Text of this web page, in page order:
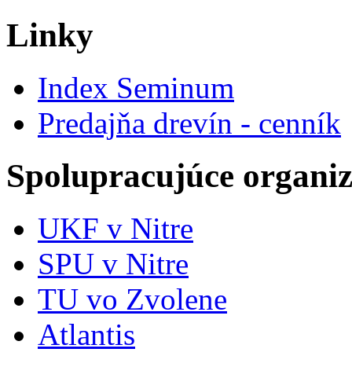
Linky
Index Seminum
Predajňa drevín - cenník
Spolupracujúce
UKF v Nitre
SPU v Nitre
TU vo Zvolene
Atlantis